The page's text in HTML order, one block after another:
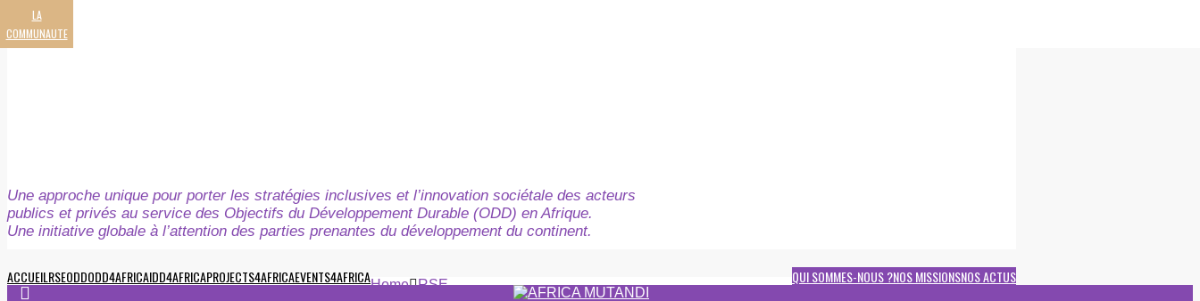
LA
COMMUNAUTE
Une approche unique pour porter les stratégies inclusives et l’innovation sociétale des acteurs
publics et privés au service des Objectifs du Développement Durable (ODD) en Afrique.
Une initiative globale à l’attention des parties prenantes du développement du continent.
ACCUEILRSEODDODD4AFRICAIDD4AFRICAPROJECTS4AFRICAEVENTS4AFRICA NOS ACTUS
NOS MISSIONS
QUI SOMMES-NOUS ?
Home RSE